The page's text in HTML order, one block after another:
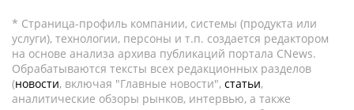
* Страница-профиль компании, системы (продукта или
услуги), технологии, персоны и т.п. создается редактором
на основе анализа архива публикаций портала CNews.
Обрабатываются тексты всех редакционных разделов
(новости, включая "Главные новости", статьи,
аналитические обзоры рынков, интервью, а также